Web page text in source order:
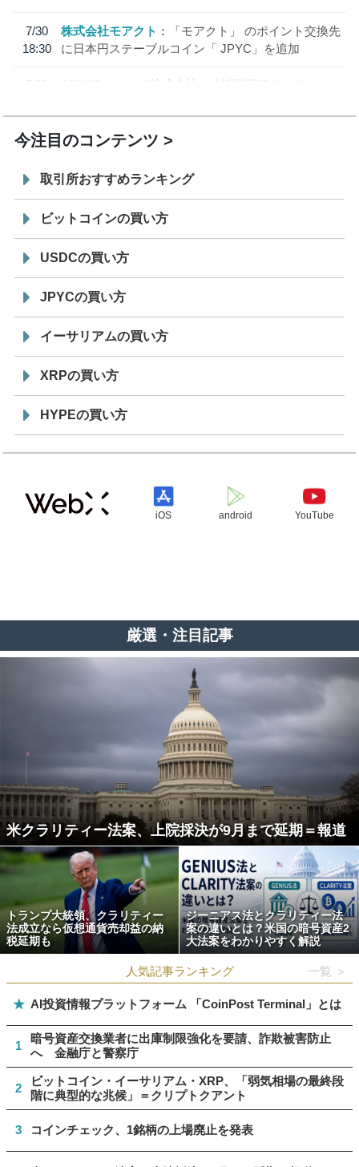
7/30
18:30
株式会社モアクト
「モアクト」 のポイント交換先
に日本円ステーブルコイン「 JPYC」を追加
7/29
SBI VCトレード株式会社
信託型円建てステーブル
今注目のコンテンツ
取引所おすすめランキング
ビットコインの買い方
USDCの買い方
JPYCの買い方
イーサリアムの買い方
XRPの買い方
HYPEの買い方
iOS android YouTube
厳選・注目記事
米クラリティー法案、上院採決が9月まで延期＝報道
トランプ大統領、クラリティー
法成立なら仮想通貨売却益の納
税延期も
ジーニアス法とクラリティー法
案の違いとは？米国の暗号資産2
大法案をわかりやすく解説
人気記事ランキング 一覧 ＞
★ AI投資情報プラットフォーム 「CoinPost Terminal」とは
1
暗号資産交換業者に出庫制限強化を要請、詐欺被害防止
へ 金融庁と警察庁
2
ビットコイン・イーサリアム・XRP、「弱気相場の最終段
階に典型的な兆候」＝クリプトクアント
3 コインチェック、1銘柄の上場廃止を発表